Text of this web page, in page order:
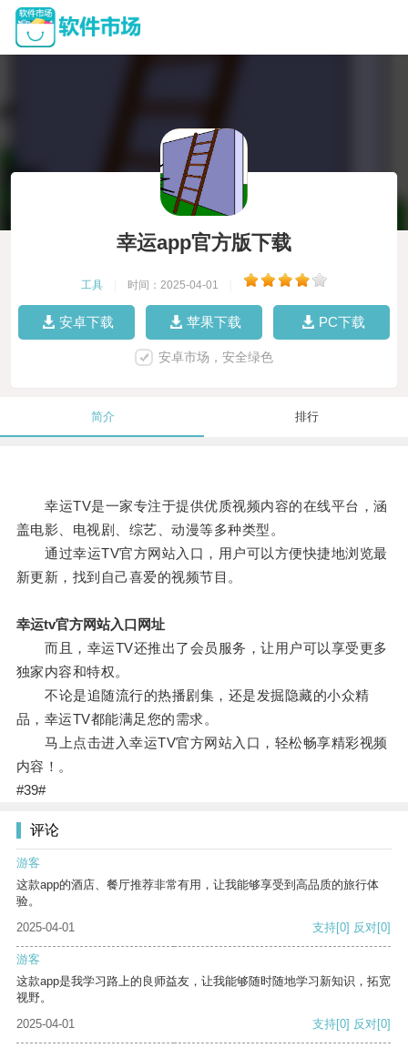
幸运app官方版下载
工具 时间：2025-04-01
安卓下载 苹果下载 PC下载
安卓市场，安全绿色
简介 排行
幸运TV是一家专注于提供优质视频内容的在线平台，涵
盖电影、电视剧、综艺、动漫等多种类型。
通过幸运TV官方网站入口，用户可以方便快捷地浏览最
新更新，找到自己喜爱的视频节目。
幸运tv官方网站入口网址
而且，幸运TV还推出了会员服务，让用户可以享受更多
独家内容和特权。
不论是追随流行的热播剧集，还是发掘隐藏的小众精
品，幸运TV都能满足您的需求。
马上点击进入幸运TV官方网站入口，轻松畅享精彩视频
内容！。
#39#
评论
游客
这款app的酒店、餐厅推荐非常有用，让我能够享受到高品质的旅行体
验。
2025-04-01
支持[0] 反对[0]
游客
这款app是我学习路上的良师益友，让我能够随时随地学习新知识，拓宽
视野。
2025-04-01
支持[0] 反对[0]